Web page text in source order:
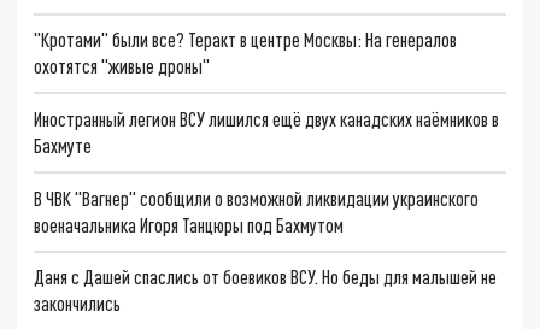
"Кротами" были все? Теракт в центре Москвы: На генералов
охотятся "живые дроны"
Иностранный легион ВСУ лишился ещё двух канадских наёмников в
Бахмуте
В ЧВК "Вагнер" сообщили о возможной ликвидации украинского
военачальника Игоря Танцюры под Бахмутом
Даня с Дашей спаслись от боевиков ВСУ. Но беды для малышей не
закончились